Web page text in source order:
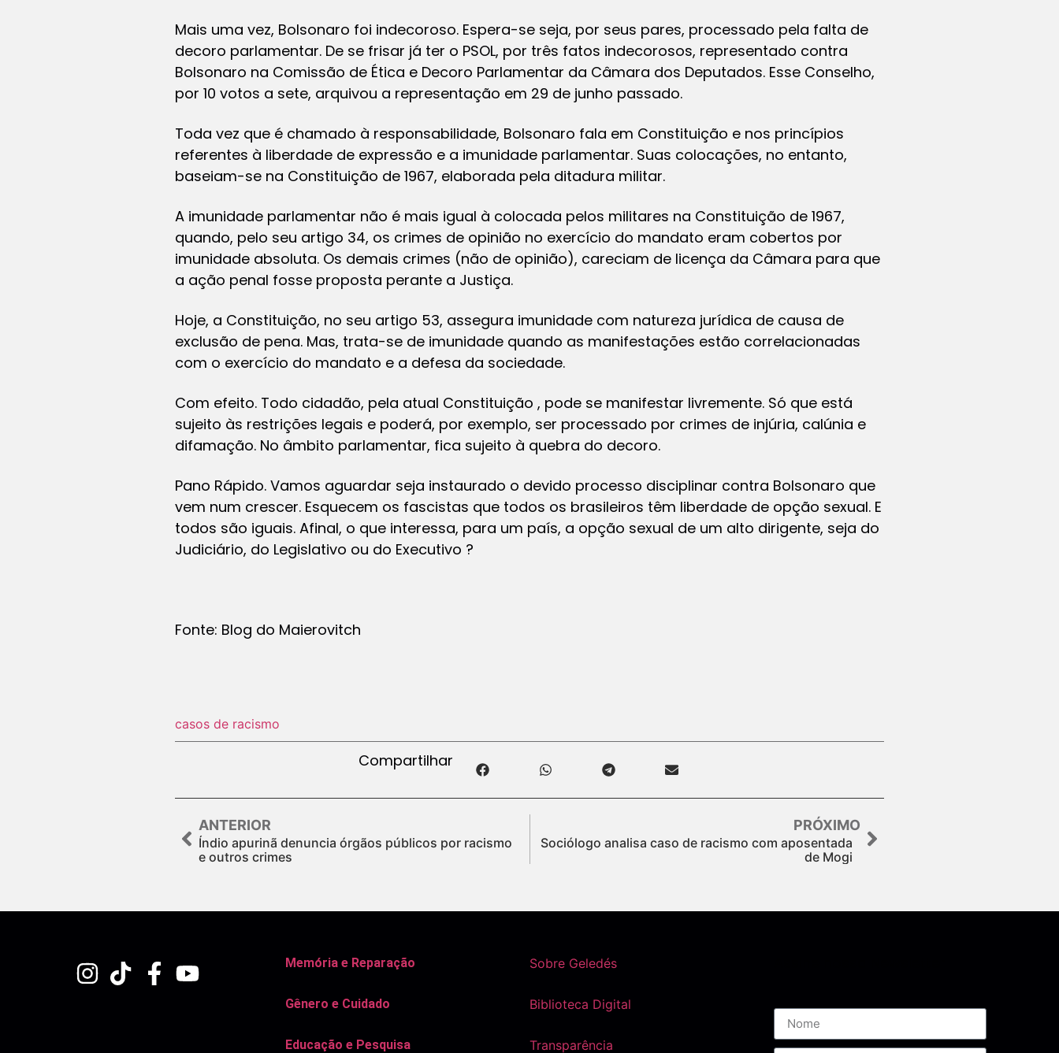
Mais uma vez, Bolsonaro foi indecoroso. Espera-se seja, por seus pares, processado pela falta de
decoro parlamentar. De se frisar já ter o PSOL, por três fatos indecorosos, representado contra
Bolsonaro na Comissão de Ética e Decoro Parlamentar da Câmara dos Deputados. Esse Conselho,
por 10 votos a sete, arquivou a representação em 29 de junho passado.
Toda vez que é chamado à responsabilidade, Bolsonaro fala em Constituição e nos princípios
referentes à liberdade de expressão e a imunidade parlamentar. Suas colocações, no entanto,
baseiam-se na Constituição de 1967, elaborada pela ditadura militar.
A imunidade parlamentar não é mais igual à colocada pelos militares na Constituição de 1967,
quando, pelo seu artigo 34, os crimes de opinião no exercício do mandato eram cobertos por
imunidade absoluta. Os demais crimes (não de opinião), careciam de licença da Câmara para que
a ação penal fosse proposta perante a Justiça.
Hoje, a Constituição, no seu artigo 53, assegura imunidade com natureza jurídica de causa de
exclusão de pena. Mas, trata-se de imunidade quando as manifestações estão correlacionadas
com o exercício do mandato e a defesa da sociedade.
Com efeito. Todo cidadão, pela atual Constituição , pode se manifestar livremente. Só que está
sujeito às restrições legais e poderá, por exemplo, ser processado por crimes de injúria, calúnia e
difamação. No âmbito parlamentar, fica sujeito à quebra do decoro.
Pano Rápido. Vamos aguardar seja instaurado o devido processo disciplinar contra Bolsonaro que
vem num crescer. Esquecem os fascistas que todos os brasileiros têm liberdade de opção sexual. E
todos são iguais. Afinal, o que interessa, para um país, a opção sexual de um alto dirigente, seja do
Judiciário, do Legislativo ou do Executivo ?
Fonte: Blog do Maierovitch
casos de racismo
Compartilhar
ANTERIOR
Índio apurinã denuncia órgãos públicos por racismo
e outros crimes
PRÓXIMO
Sociólogo analisa caso de racismo com aposentada
de Mogi
Memória e Reparação
Gênero e Cuidado
Educação e Pesquisa
Sobre Geledés
Biblioteca Digital
Transparência